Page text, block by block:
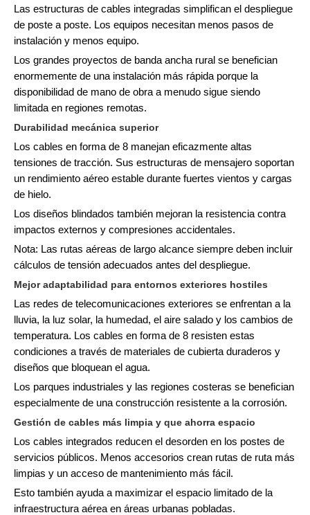
Las estructuras de cables integradas simplifican el despliegue
de poste a poste. Los equipos necesitan menos pasos de
instalación y menos equipo.
Los grandes proyectos de banda ancha rural se benefician
enormemente de una instalación más rápida porque la
disponibilidad de mano de obra a menudo sigue siendo
limitada en regiones remotas.
Durabilidad mecánica superior
Los cables en forma de 8 manejan eficazmente altas
tensiones de tracción. Sus estructuras de mensajero soportan
un rendimiento aéreo estable durante fuertes vientos y cargas
de hielo.
Los diseños blindados también mejoran la resistencia contra
impactos externos y compresiones accidentales.
Nota: Las rutas aéreas de largo alcance siempre deben incluir
cálculos de tensión adecuados antes del despliegue.
Mejor adaptabilidad para entornos exteriores hostiles
Las redes de telecomunicaciones exteriores se enfrentan a la
lluvia, la luz solar, la humedad, el aire salado y los cambios de
temperatura. Los cables en forma de 8 resisten estas
condiciones a través de materiales de cubierta duraderos y
diseños que bloquean el agua.
Los parques industriales y las regiones costeras se benefician
especialmente de una construcción resistente a la corrosión.
Gestión de cables más limpia y que ahorra espacio
Los cables integrados reducen el desorden en los postes de
servicios públicos. Menos accesorios crean rutas de ruta más
limpias y un acceso de mantenimiento más fácil.
Esto también ayuda a maximizar el espacio limitado de la
infraestructura aérea en áreas urbanas pobladas.